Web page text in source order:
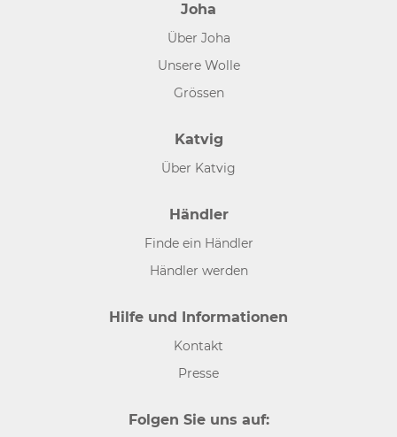
Joha
Über Joha
Unsere Wolle
Grössen
Katvig
Über Katvig
Händler
Finde ein Händler
Händler werden
Hilfe und Informationen
Kontakt
Presse
Folgen Sie uns auf: